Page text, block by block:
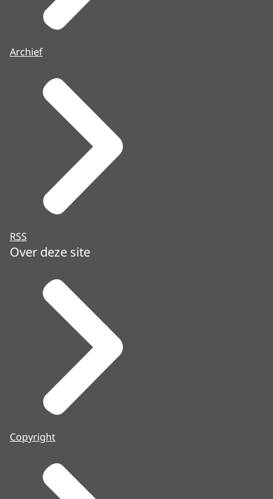
Archief
RSS
Over deze site
Copyright